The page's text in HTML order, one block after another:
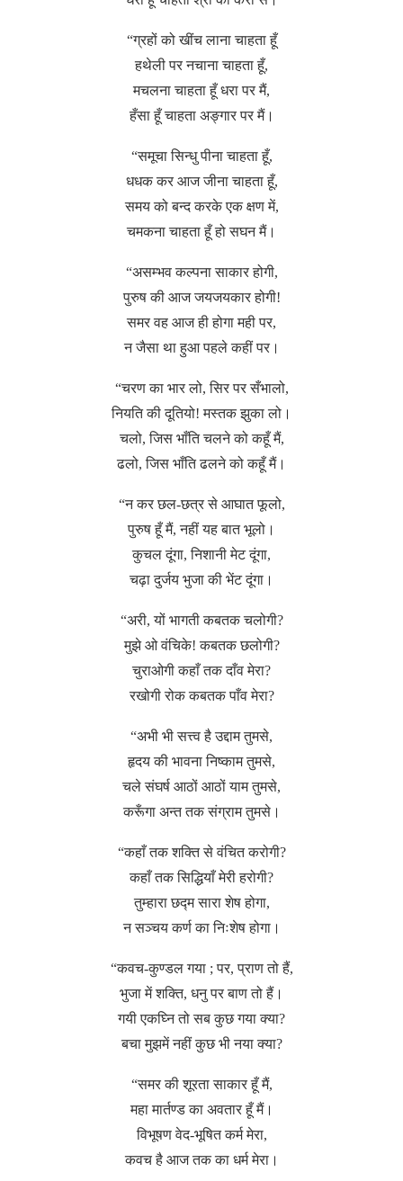
“ग्रहों को खींच लाना चाहता हूँ
हथेली पर नचाना चाहता हूँ,
मचलना चाहता हूँ धरा पर मैं,
हँसा हूँ चाहता अङ्गार पर मैं।
“समूचा सिन्धु पीना चाहता हूँ,
धधक कर आज जीना चाहता हूँ,
समय को बन्द करके एक क्षण में,
चमकना चाहता हूँ हो सघन मैं।
“असम्भव कल्पना साकार होगी,
पुरुष की आज जयजयकार होगी!
समर वह आज ही होगा मही पर,
न जैसा था हुआ पहले कहीं पर।
“चरण का भार लो, सिर पर सँभालो,
नियति की दूतियो! मस्तक झुका लो।
चलो, जिस भाँति चलने को कहूँ मैं,
ढलो, जिस भाँति ढलने को कहूँ मैं।
“न कर छल-छत्र से आघात फूलो,
पुरुष हूँ मैं, नहीं यह बात भूलो।
कुचल दूंगा, निशानी मेट दूंगा,
चढ़ा दुर्जय भुजा की भेंट दूंगा।
“अरी, यों भागती कबतक चलोगी?
मुझे ओ वंचिके! कबतक छलोगी?
चुराओगी कहाँ तक दाँव मेरा?
रखोगी रोक कबतक पाँव मेरा?
“अभी भी सत्त्व है उद्दाम तुमसे,
हृदय की भावना निष्काम तुमसे,
चले संघर्ष आठों आठों याम तुमसे,
करूँगा अन्त तक संग्राम तुमसे।
“कहाँ तक शक्ति से वंचित करोगी?
कहाँ तक सिद्धियाँ मेरी हरोगी?
तुम्हारा छद्म सारा शेष होगा,
न सञ्चय कर्ण का निःशेष होगा।
“कवच-कुण्डल गया ; पर, प्राण तो हैं,
भुजा में शक्ति, धनु पर बाण तो हैं।
गयी एकघ्नि तो सब कुछ गया क्या?
बचा मुझमें नहीं कुछ भी नया क्या?
“समर की शूरता साकार हूँ मैं,
महा मार्तण्ड का अवतार हूँ मैं।
विभूषण वेद-भूषित कर्म मेरा,
कवच है आज तक का धर्म मेरा।